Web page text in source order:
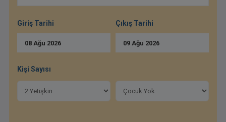
Giriş Tarihi
08Ağu 2026
Çıkış Tarihi
09 Ağu 2026
Kişi Sayısı